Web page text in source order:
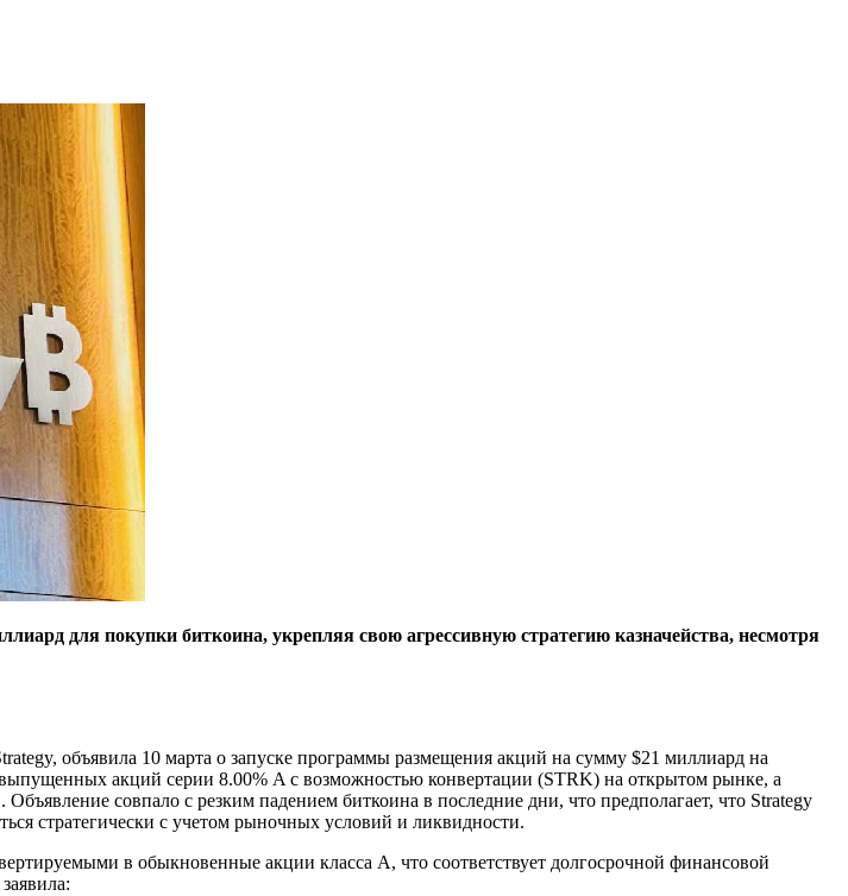
для покупки биткоина, укрепляя свою агрессивную стратегию казначейства, несмотря
объявила 10 марта о запуске программы размещения акций на сумму $21 миллиард на
акций серии 8.00% A с возможностью конвертации (STRK) на открытом рынке, а
совпало с резким падением биткоина в последние дни, что предполагает, что Strategy
стратегически с учетом рыночных условий и ликвидности.
в обыкновенные акции класса A, что соответствует долгосрочной финансовой